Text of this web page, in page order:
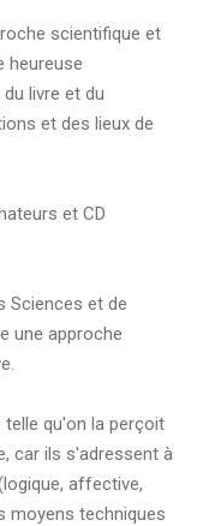
scientifique et
heureuse
livre et du
et des lieux de
et CD
Sciences et de
une approche
qu'on la perçoit
car ils s'adressent à
affective,
moyens techniques